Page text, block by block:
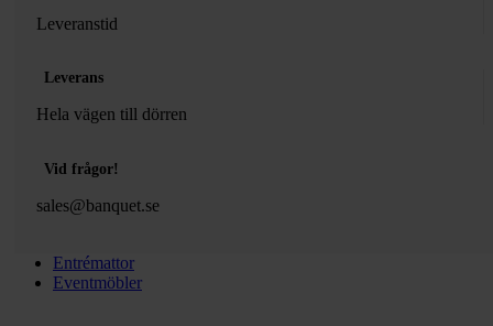
Leveranstid
Leverans
Hela vägen till dörren
Vid frågor!
sales@banquet.se
Entrémattor
Eventmöbler